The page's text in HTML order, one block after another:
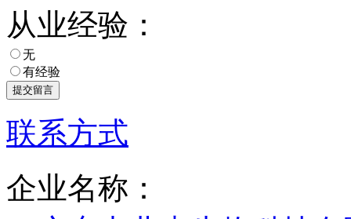
从业经验：
无
有经验
联系方式
企业名称：